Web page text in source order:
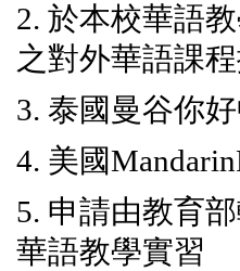
2. 於本校華語
之對外華語課
3. 泰國曼谷你
4. 美國
5. 申請由教育
華語教學實習